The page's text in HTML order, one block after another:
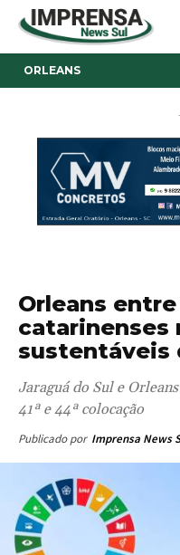
ORLEANS
Orleans
catarinenses
sustentáveis
Jaraguá do Sul e
41ª e 44ª colocação
Publicado por Imprensa News